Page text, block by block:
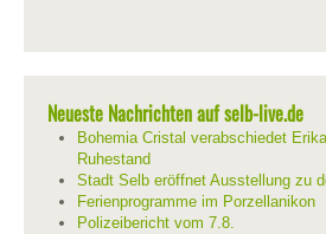
Neueste Nachrichten auf selb-live.de
Bohemia Cristal verabschiedet
Ruhestand
Stadt Selb eröffnet Ausstellung zu
Ferienprogramme im Porzellanikon
Polizeibericht vom 7.8.